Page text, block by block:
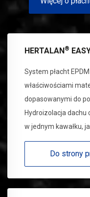
HERTALAN®
System płacht
właściwościami
dopasowanymi do
Hydroizolacja
w jednym kawałku,
Do strony